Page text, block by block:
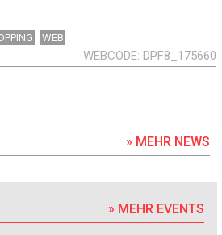
WEB
WEBCODE DPF8_175660
» MEHR NEWS
» MEHR EVENTS